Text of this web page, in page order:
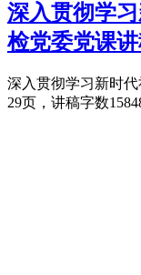
深入贯彻学
检党委党课
深入贯彻学习新时
29页，讲稿字数